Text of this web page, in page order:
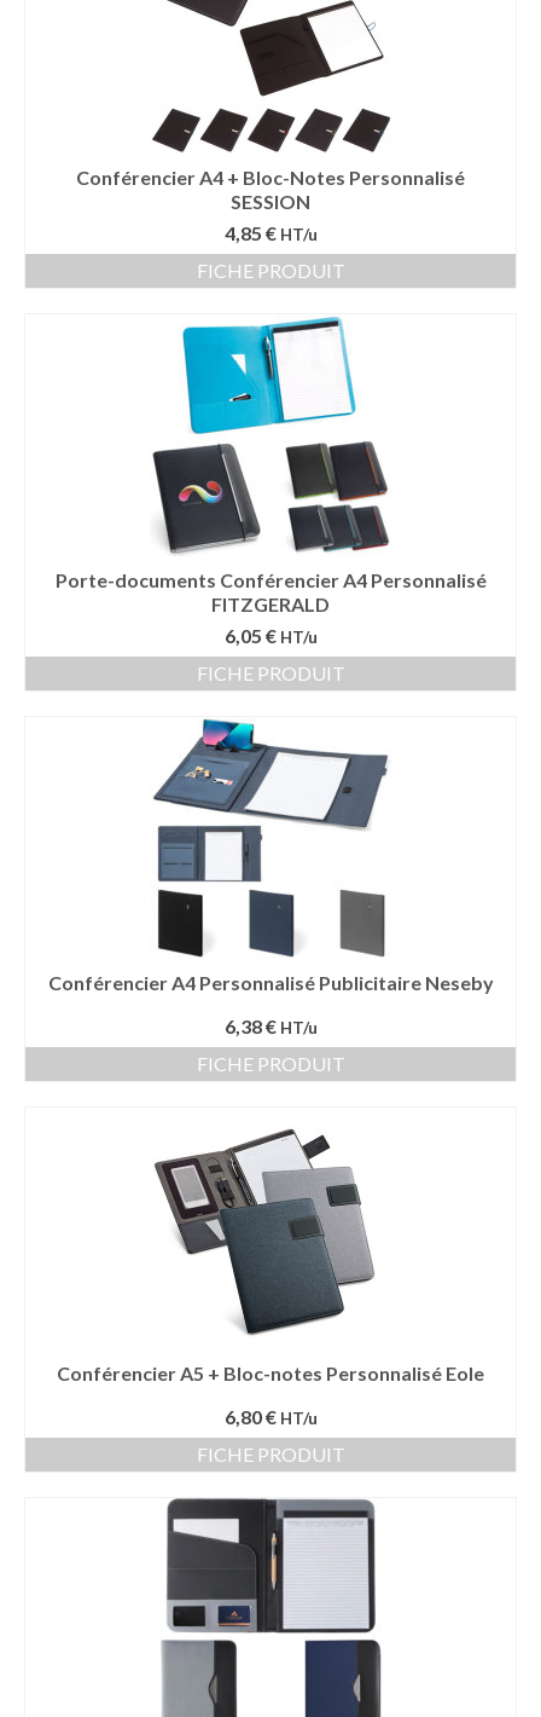
Conférencier A4 + Bloc-Notes Personnalisé
SESSION
4,85 € HT/u
FICHE PRODUIT
Porte-documents Conférencier A4 Personnalisé
FITZGERALD
6,05 € HT/u
FICHE PRODUIT
Conférencier A4 Personnalisé Publicitaire Neseby
6,38 € HT/u
FICHE PRODUIT
Conférencier A5 + Bloc-notes Personnalisé Eole
6,80 € HT/u
FICHE PRODUIT